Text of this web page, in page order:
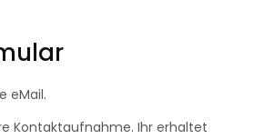
eMail.
Kontaktaufnahme. Ihr erhaltet